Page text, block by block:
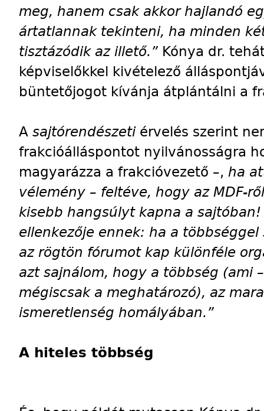
meg, hanem csak akkor hajlandó
ártatlannak tekinteni, ha minden
tisztázódik az illető.” Kónya dr.
képviselőkkel kivételező
büntetőjogot kívánja átplántálni a
A sajtórendészeti érvelés szerint
frakcióálláspontot nyilvánosságra
magyarázza a frakcióvezető –, ha
vélemény – feltéve, hogy az MDF-
kisebb hangsúlyt kapna a
ellenkezője ennek: ha a
az rögtön fórumot kap különféle
azt sajnálom, hogy a többség (ami
mégiscsak a meghatározó), az
ismeretlenség homályában.”
A hiteles többség